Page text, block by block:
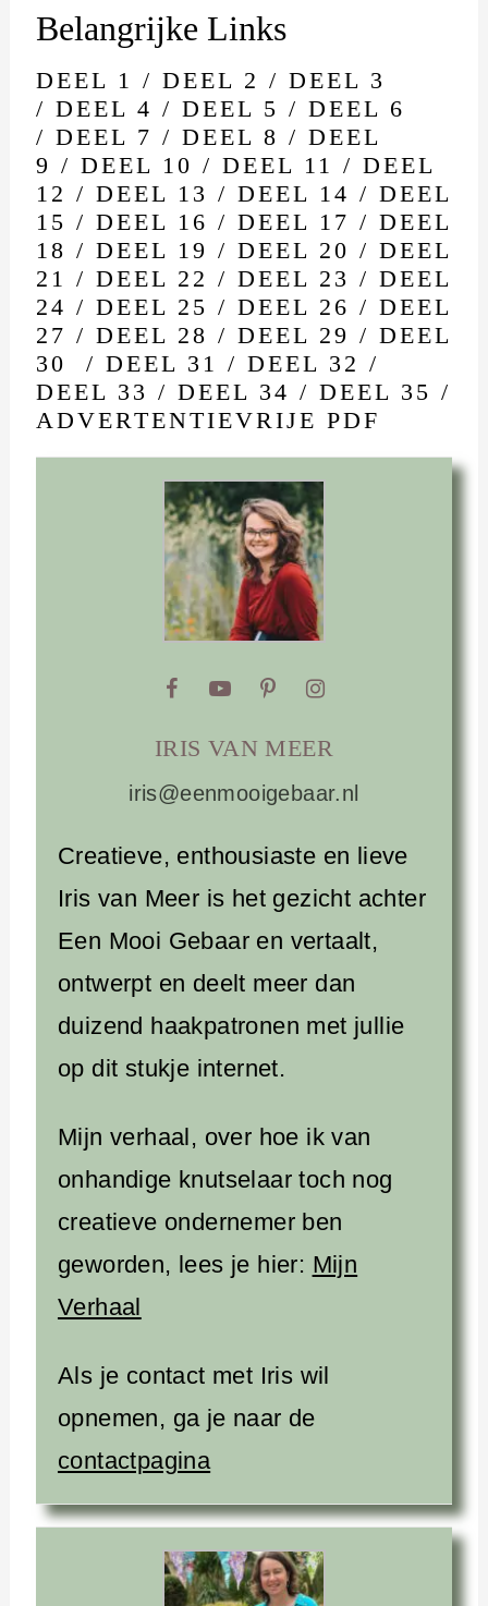
Belangrijke Links
DEEL 1 / DEEL 2 / DEEL 3
/ DEEL 4 / DEEL 5 / DEEL 6
/ DEEL 7 / DEEL 8 / DEEL
9 / DEEL 10 / DEEL 11 / DEEL
12 / DEEL 13 / DEEL 14 / DEEL
15 / DEEL 16 / DEEL 17 / DEEL
18 / DEEL 19 / DEEL 20 / DEEL
21
/ DEEL 22 / DEEL 23 / DEEL
24 / DEEL 25 / DEEL 26 / DEEL
27 / DEEL 28 / DEEL 29 / DEEL
30
/ DEEL 31 / DEEL 32 /
DEEL 33 / DEEL 34 / DEEL 35 /
ADVERTENTIEVRIJE PDF
IRIS VAN MEER
iris@eenmooigebaar.nl
Creatieve, enthousiaste en lieve
Iris van Meer is het gezicht achter
Een Mooi Gebaar en vertaalt,
ontwerpt en deelt meer dan
duizend haakpatronen met jullie
op dit stukje internet.
Mijn verhaal, over hoe ik van
onhandige knutselaar toch nog
creatieve ondernemer ben
geworden, lees je hier: Mijn
Verhaal
Als je contact met Iris wil
opnemen, ga je naar de
contactpagina